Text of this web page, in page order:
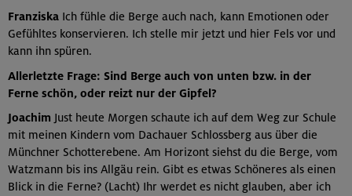
Franziska Ich fühle die Berge auch nach, kann Emotionen oder
Gefühltes konservieren. Ich stelle mir jetzt und hier Fels vor und
kann ihn spüren.
Allerletzte Frage: Sind Berge auch von unten bzw. in der
Ferne schön, oder reizt nur der Gipfel?
Joachim Just heute Morgen schaute ich auf dem Weg zur Schule
mit meinen Kindern vom Dachauer Schlossberg aus über die
Münchner Schotterebene. Am Horizont siehst du die Berge, vom
Watzmann bis ins Allgäu rein. Gibt es etwas Schöneres als einen
Blick in die Ferne? (Lacht) Ihr werdet es nicht glauben, aber ich